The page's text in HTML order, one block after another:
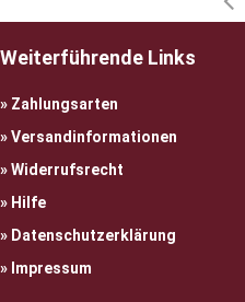
Weiterführende Links
Zahlungsarten
Versandinformationen
Widerrufsrecht
Hilfe
Datenschutzerklärung
Impressum